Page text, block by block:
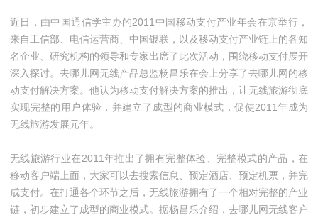
近日，由中国通信学主办的2011中国移动支付产业年会在京举行，
来自工信部、电信运营商、中国银联，以及移动支付产业链上的各知
名企业、研究机构的领导和专家出席了此次活动，围绕移动支付展开
深入探讨。去哪儿网无线产品总监杨昌乐在会上分享了去哪儿网的移
动支付解决方案。他认为移动支付解决方案的推出，让无线旅游彻底
实现完整的用户体验，并建立了成型的商业模式，促使2011年成为
无线旅游发展元年。
无线旅游行业在2011年推出了拥有完整体验、完整模式的产品，在
移动客户端上面，大家可以去搜索信息、预定酒店、预定机票，并完
成支付。在打通各个环节之后，无线旅游拥有了一个相对完整的产业
链，初步建立了成型的商业模式。据杨昌乐介绍，去哪儿网无线客户